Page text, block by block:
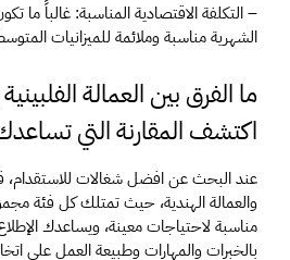
الشهرية مناسبة وملائمة للميزانيات
اكتشف المقارنة التي